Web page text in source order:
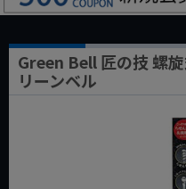
Green Bell 匠の技 螺
リーンベル